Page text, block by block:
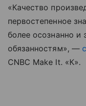
«Качество
первостепенное
более осознанно и
обязанностям», —
CNBC Make It. «К».